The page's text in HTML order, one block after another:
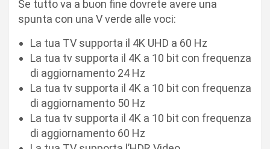
Se tutto va a buon fine dovrete avere una
spunta con una V verde alle voci:
La tua TV supporta il 4K UHD a 60 Hz
La tua tv supporta il 4K a 10 bit con frequenza
di aggiornamento 24 Hz
La tua tv supporta il 4K a 10 bit con frequenza
di aggiornamento 50 Hz
La tua tv supporta il 4K a 10 bit con frequenza
di aggiornamento 60 Hz